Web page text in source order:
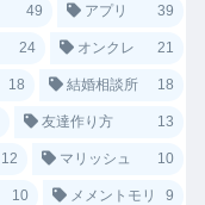
49 アプリ 39
24 オンクレ 21
18 結婚相談所 18
友達作り方 13
12 マリッシュ 10
10 メメントモリ 9